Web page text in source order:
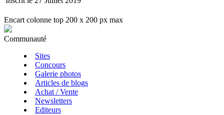
Encart colonne top 200 x 200 px max
Communauté
Sites
Concours
Galerie photos
Articles de blogs
Achat / Vente
Newsletters
Editeurs